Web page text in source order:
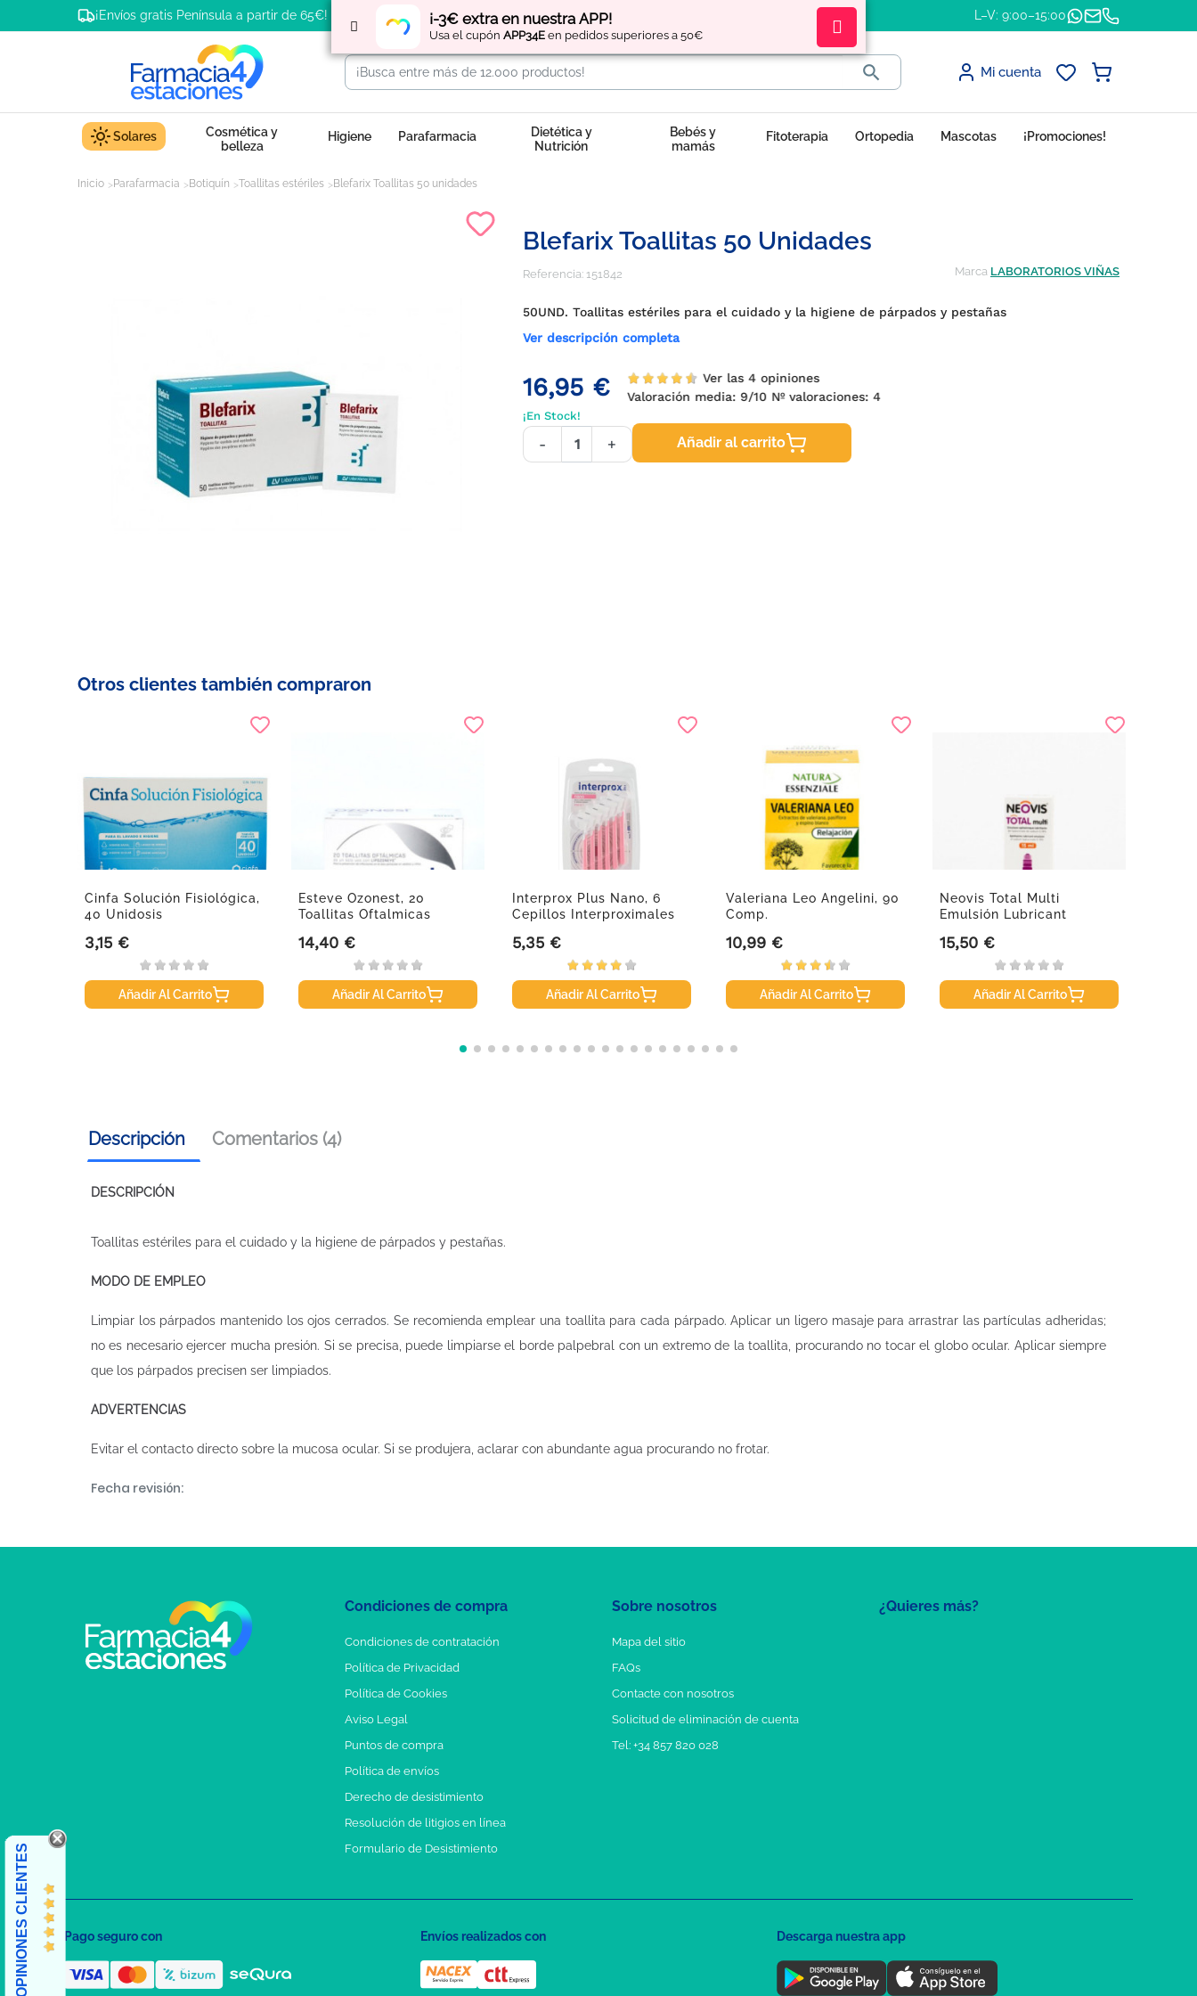
¡-3€ extra en nuestra APP!
Usa el cupón APP34E en pedidos superiores a 50€
¡Envíos gratis Península a partir de 65€! Regístratey obtén L–V: 9:00–15:00
 Mi cuenta
Solares
Cosmética y
belleza
Higiene Parafarmacia
Dietética y
Nutrición
Bebés y
mamás
Fitoterapia Ortopedia Mascotas ¡Promociones!
Inicio Parafarmacia Botiquín Toallitas estériles Blefarix Toallitas 50 unidades
Blefarix Toallitas 50 Unidades
Referencia: 151842 Marca LABORATORIOS VIÑAS
50UND. Toallitas estériles para el cuidado y la higiene de párpados y pestañas
Ver descripción completa
16,95 €
Ver las 4 opiniones
Valoración media: 9/10 Nº valoraciones:4
¡En Stock!
- + Añadir al carrito
Otros clientes también compraron
Cinfa Solución Fisiológica,
40 Unidosis
Precio
3,15 €
Añadir Al Carrito
Esteve Ozonest, 20
Toallitas Oftalmicas
Precio
14,40 €
Añadir Al Carrito
Interprox Plus Nano, 6
Cepillos Interproximales
Precio
5,35 €
Añadir Al Carrito
Valeriana Leo Angelini, 90
Comp.
Precio
10,99 €
Añadir Al Carrito
Neovis Total Multi
Emulsión Lubricant
Precio
15,50 €
Añadir Al Carrito
Descripción Comentarios (4)
DESCRIPCIÓN
Toallitas estériles para el cuidado y la higiene de párpados y pestañas.
MODO DE EMPLEO
Limpiar los párpados mantenido los ojos cerrados. Se recomienda emplear una toallita para cada párpado. Aplicar un ligero masaje para arrastrar las partículas adheridas;
no es necesario ejercer mucha presión. Si se precisa, puede limpiarse el borde palpebral con un extremo de la toallita, procurando no tocar el globo ocular. Aplicar siempre
que los párpados precisen ser limpiados.
ADVERTENCIAS
Evitar el contacto directo sobre la mucosa ocular. Si se produjera, aclarar con abundante agua procurando no frotar.
Fecha revisión:
¿Quieres más?
Condiciones de compra
Condiciones de contratación
Política de Privacidad
Política de Cookies
Aviso Legal
Puntos de compra
Política de envíos
Derecho de desistimiento
Resolución de litigios en línea
Formulario de Desistimiento
Sobre nosotros
Mapa del sitio
FAQs
Contacte con nosotros
Solicitud de eliminación de cuenta
Tel: +34 857 820 028
OPINIONES CLIENTES Pago seguro con Envíos realizados con Descarga nuestra app